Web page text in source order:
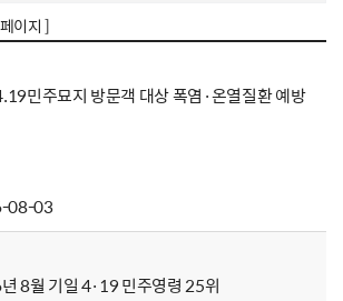
이지 ]
민주묘지 방문객 대상 폭염·온열질환 예방
08-03
8월 기일 4·19 민주영령 25위